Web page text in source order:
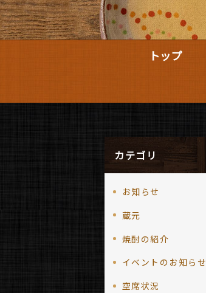
トップ
カテゴリ
お知らせ
蔵元
焼酎の紹介
イベントのお知らせ
空席状況